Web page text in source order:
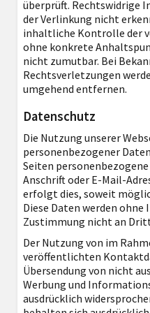
überprüft. Rechtswidrige
der Verlinkung nicht
inhaltliche Kontrolle der
ohne konkrete
nicht zumutbar. Bei
Rechtsverletzungen
umgehend entfernen.
Datenschutz
Die Nutzung unserer
personenbezogener
Seiten
Anschrift oder E-Mail-
erfolgt dies, soweit
Diese Daten werden ohne
Zustimmung nicht an
Der Nutzung von im
veröffentlichten
Übersendung von nicht
Werbung und
ausdrücklich